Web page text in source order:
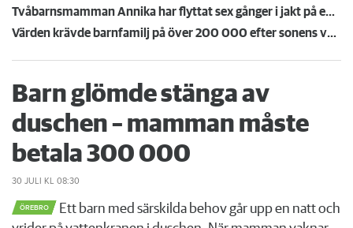
Tvåbarnsmamman Annika har flyttat sex gånger i jakt på en lägre hyra – sover på soffan
Värden krävde barnfamilj på över 200 000 efter sonens vattenlek
Barn glömde stänga av
duschen – mamman måste
betala 300 000
30 JULI KL 08:30
ÖREBRO
Ett barn med särskilda behov går upp en natt och